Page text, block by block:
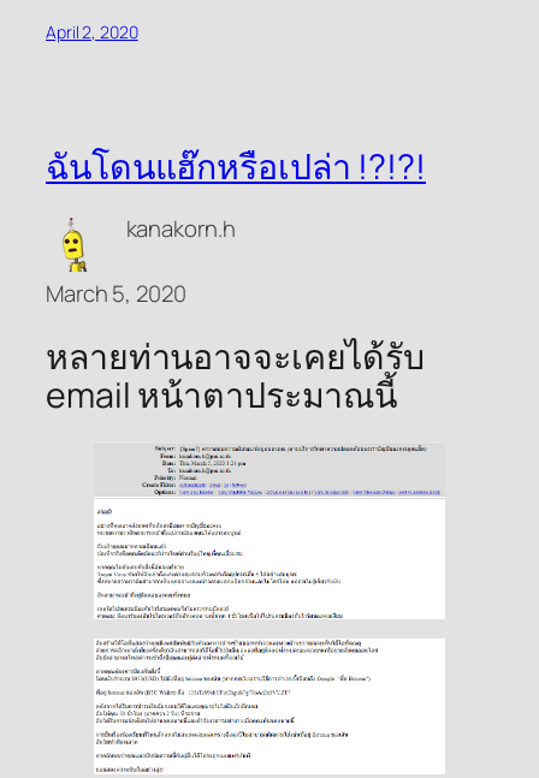
April 2, 2020
ฉันโดนแฮ๊กหรือเปล่า !?!?!
kanakorn.h
March 5, 2020
หลายท่านอาจจะเคยได้รับ
email หน้าตาประมาณนี้